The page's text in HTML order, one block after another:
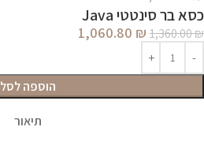
כסא בר סינטטי Java
1,360.00₪
1,060.80 ₪
הוספה לסל
תיאור